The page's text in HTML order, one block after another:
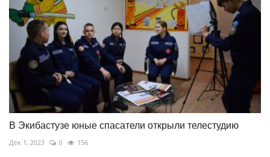
В Экибастузе юные спасатели открыли телестудию
Дек 1, 2023 0 156